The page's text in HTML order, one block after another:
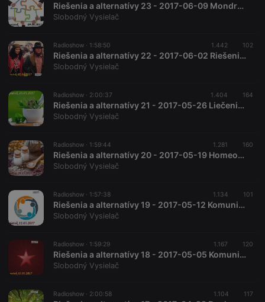
Riešenia a alternatívy 23 - 2017-06-09 Mondragonské družstvá
Slobodný Vysielač
Radioshow · 1:58:50 1.442 102
Riešenia a alternatívy 22 - 2017-06-02 Riešenie rómskej otázky
Slobodný Vysielač
Radioshow · 2:00:37 1.404 164
Riešenia a alternatívy 21 - 2017-05-26 Liečenie rastlinami
Slobodný Vysielač
Radioshow · 1:59:44 1.281 160
Riešenia a alternatívy 20 - 2017-05-19 Homeopatia
Slobodný Vysielač
Radioshow · 1:57:38 1.134 101
Riešenia a alternatívy 19 - 2017-05-12 Komunitárne štátne zriadenie
Slobodný Vysielač
Radioshow · 1:59:29 1.167 120
Riešenia a alternatívy 18 - 2017-05-05 Komunizmus ako alternatíva?
Slobodný Vysielač
Radioshow · 2:00:58 1.104 117